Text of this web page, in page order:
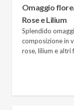
Omaggio
Rose e Lilium
Splendido
composizione in
rose, lilium e altri